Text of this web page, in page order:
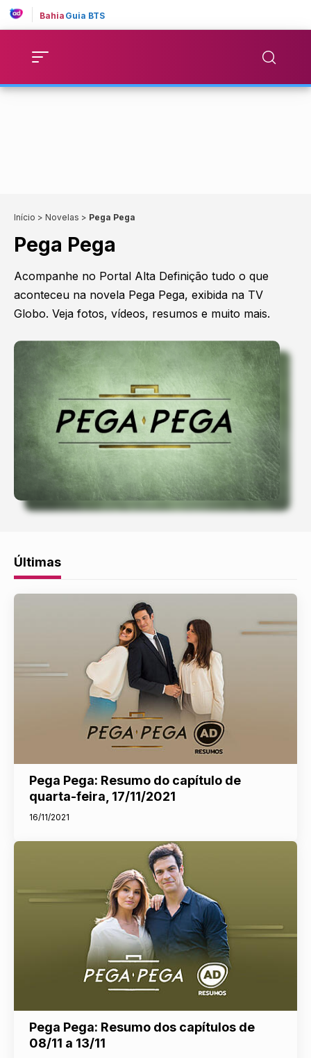
Bahia Guia BTS
Início > Novelas > Pega Pega
Pega Pega
Acompanhe no Portal Alta Definição tudo o que
aconteceu na novela Pega Pega, exibida na TV
Globo. Veja fotos, vídeos, resumos e muito mais.
Últimas
Pega Pega: Resumo do capítulo de
quarta-feira, 17/11/2021
16/11/2021
Pega Pega: Resumo dos capítulos de
08/11 a 13/11